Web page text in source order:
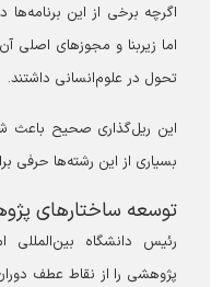
اگرچه برخی از این
اما زیربنا و مجوز‌های اصلی
تحول در علوم‌انسانی داشتند.
این ریل‌گذاری صحیح باعث
بسیاری از این رشته‌ها حرفی
توسعه ساختار‌های
رئیس دانشگاه
پژوهشی را از نقاط عطف